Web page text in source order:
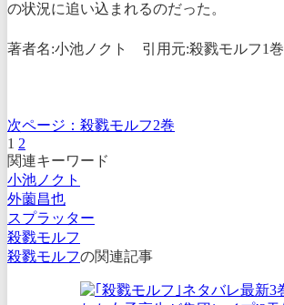
の状況に追い込まれるのだった。
著者名:小池ノクト 引用元:殺戮モルフ1巻
次ページ： 殺戮モルフ2巻
1 2
関連キーワード
小池ノクト
外薗昌也
スプラッター
殺戮モルフ
殺戮モルフの関連記事